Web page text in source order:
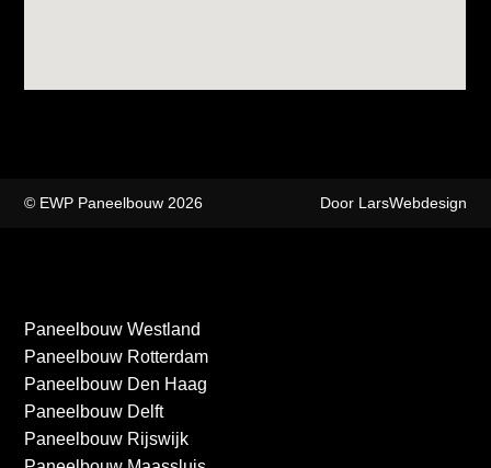
© EWP Paneelbouw 2026 Door LarsWebdesign
Paneelbouw Westland
Paneelbouw Rotterdam
Paneelbouw Den Haag
Paneelbouw Delft
Paneelbouw Rijswijk